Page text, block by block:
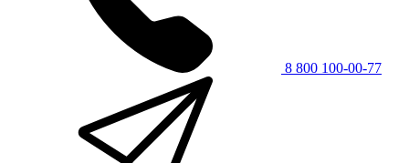
8 800 100-00-77